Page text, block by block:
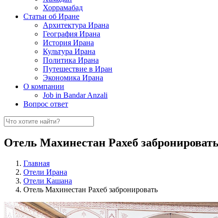
Хоррамабад
Статьи об Иране
Архитектура Ирана
География Ирана
История Ирана
Культура Ирана
Политика Ирана
Путешествие в Иран
Экономика Ирана
О компании
Job in Bandar Anzali
Вопрос ответ
Отель Махинестан Рахеб
Главная
Отели Ирана
Отели Кашана
Отель Махинестан Рахеб забронировать